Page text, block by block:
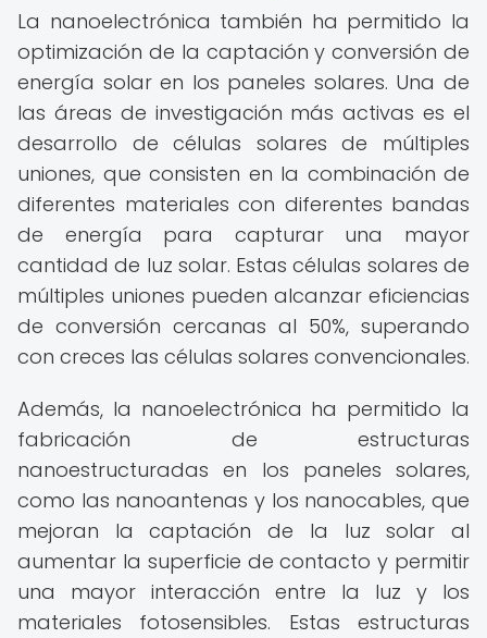
La nanoelectrónica también ha permitido la
optimización de la captación y conversión de
energía solar en los paneles solares. Una de
las áreas de investigación más activas es el
desarrollo de células solares de múltiples
uniones, que consisten en la combinación de
diferentes materiales con diferentes bandas
de energía para capturar una mayor
cantidad de luz solar. Estas células solares de
múltiples uniones pueden alcanzar eficiencias
de conversión cercanas al 50%, superando
con creces las células solares convencionales.
Además, la nanoelectrónica ha permitido la
fabricación de estructuras
nanoestructuradas en los paneles solares,
como las nanoantenas y los nanocables, que
mejoran la captación de la luz solar al
aumentar la superficie de contacto y permitir
una mayor interacción entre la luz y los
materiales fotosensibles. Estas estructuras